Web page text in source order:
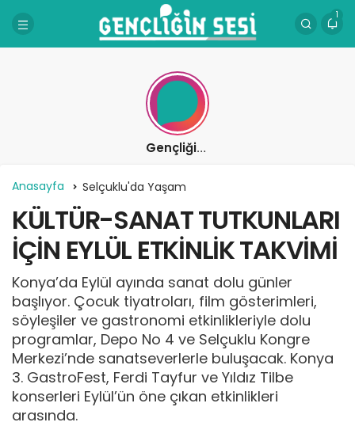
1
Gençliğin Sesi
Anasayfa Selçuklu'da Yaşam
KÜLTÜR-SANAT TUTKUNLARI
İÇİN EYLÜL ETKİNLİK TAKVİMİ
Konya’da Eylül ayında sanat dolu günler
başlıyor. Çocuk tiyatroları, film gösterimleri,
söyleşiler ve gastronomi etkinlikleriyle dolu
programlar, Depo No 4 ve Selçuklu Kongre
Merkezi’nde sanatseverlerle buluşacak. Konya
3. GastroFest, Ferdi Tayfur ve Yıldız Tilbe
konserleri Eylül’ün öne çıkan etkinlikleri
arasında.